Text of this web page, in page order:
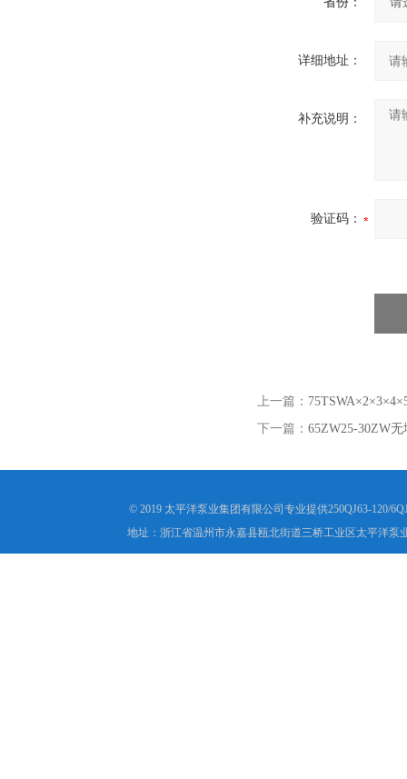
详细地址：
补充说明：
验证码：
上一篇：
下一篇： 65ZW25-30ZW
© 2019 太平洋泵业集团有限公司专业提供250QJ63-120/
地址：浙江省温州市永嘉县瓯北街道三桥工业区太平洋泵